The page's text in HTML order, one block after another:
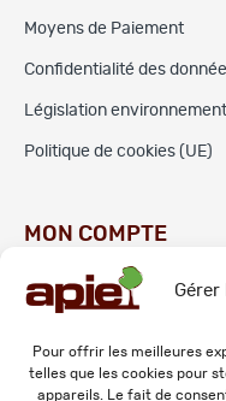
Pour offrir les meilleures
telles que les cookies pour
appareils. Le fait de
Moyens de Paiement
Confidentialité des
Législation
Politique de cookies (UE)
MON COMPTE
Commandes
Adresses
Mes informations